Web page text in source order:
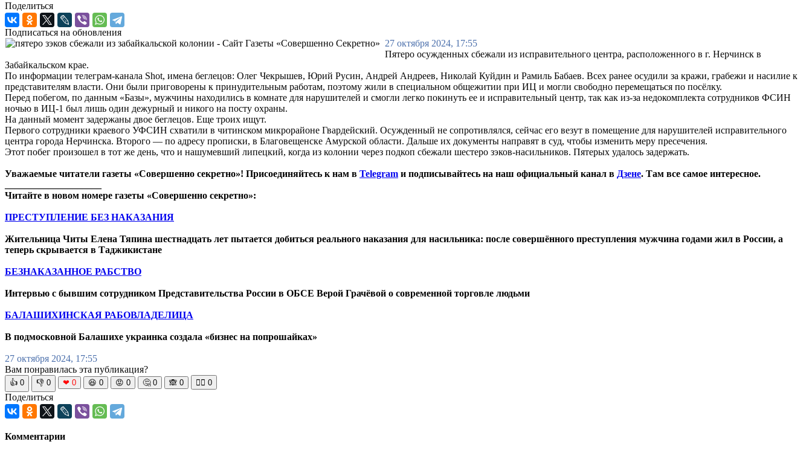
Поделиться
Подписаться на обновления
27 октября 2024, 17:55
Пятеро осужденных сбежали из исправительного центра, расположенного в г. Нерчинск в
Забайкальском крае.
По информации телеграм-канала Shot, имена беглецов: Олег Чекрышев, Юрий Русин, Андрей Андреев, Николай Куйдин и Рамиль Бабаев. Всех ранее осудили за кражи, грабежи и насилие к
представителям власти. Они были приговорены к принудительным работам, поэтому жили в специальном общежитии при ИЦ и могли свободно перемещаться по посёлку.
Перед побегом, по данным «Базы», мужчины находились в комнате для нарушителей и смогли легко покинуть ее и исправительный центр, так как из-за недокомплекта сотрудников ФСИН
ночью в ИЦ-1 был лишь один дежурный и никого на посту охраны.
На данный момент задержаны двое беглецов. Еще троих ищут.
Первого сотрудники краевого УФСИН схватили в читинском микрорайоне Гвардейский. Осужденный не сопротивлялся, сейчас его везут в помещение для нарушителей исправительного
центра города Нерчинска. Второго — по адресу прописки, в Благовещенске Амурской области. Дальше их документы направят в суд, чтобы изменить меру пресечения.
Этот побег произошел в тот же день, что и нашумевший липецкий, когда из колонии через подкоп сбежали шестеро зэков-насильников. Пятерых удалось задержать.
Уважаемые читатели газеты «Совершенно секретно»! Присоединяйтесь к нам в Telegram и подписывайтесь на наш официальный канал в Дзене. Там все самое интересное.
Читайте в новом номере газеты «Совершенно секретно»:
ПРЕСТУПЛЕНИЕ БЕЗ НАКАЗАНИЯ
Жительница Читы Елена Тяпина шестнадцать лет пытается добиться реального наказания для насильника: после совершённого преступления мужчина годами жил в России, а
теперь скрывается в Таджикистане
БЕЗНАКАЗАННОЕ РАБСТВО
Интервью с бывшим сотрудником Представительства России в ОБСЕ Верой Грачёвой о современной торговле людьми
БАЛАШИХИНСКАЯ РАБОВЛАДЕЛИЦА
В подмосковной Балашихе украинка создала «бизнес на попрошайках»
27 октября 2024, 17:55
Вам понравилась эта публикация?
👍 0 👎 0 ❤ 0 😆 0 😡 0 🤔 0 🙈 0 🧘‍♀️ 0
Поделиться
Комментарии